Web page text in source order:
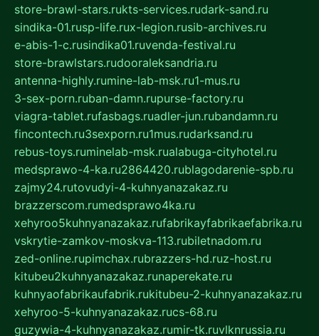
store-brawl-stars.rukts-services.rudark-sand.ru
sindika-01.rusp-life.rux-legion.rusib-archives.ru
e-abis-1-c.rusindika01.ruvenda-festival.ru
store-brawlstars.rudooraleksandria.ru
antenna-highly.rumine-lab-msk.ru1-mus.ru
3-sex-porn.ruban-damn.rupurse-factory.ru
viagra-tablet.rufasbags.ruadler-jun.rubandamn.ru
fincontech.ru3sexporn.ru1mus.rudarksand.ru
rebus-toys.ruminelab-msk.rualabuga-cityhotel.ru
medsprawo-4-ka.ru2864420.rublagodarenie-spb.ru
zajmy24.rutovudyi-4-kuhnyanazakaz.ru
brazzerscom.rumedsprawo4ka.ru
xehyroo5kuhnyanazakaz.rufabrikayfabrikaefabrika.ru
vskrytie-zamkov-moskva-113.rubiletnadom.ru
zed-online.rupimchax.rubrazzers-hd.ruz-host.ru
kitubeu2kuhnyanazakaz.runaperekate.ru
kuhnyaofabrikaufabrik.rukitubeu-2-kuhnyanazakaz.ru
xehyroo-5-kuhnyanazakaz.rucs-68.ru
guzywia-4-kuhnyanazakaz.rumir-tk.ruvlknrussia.ru